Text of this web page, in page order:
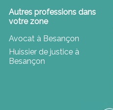
Autres professions dans
votre zone
Avocat à Besançon
Huissier de justice à
Besançon